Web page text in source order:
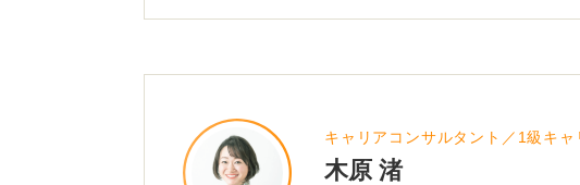
キャリアコンサルタント／1級キ
木原 渚